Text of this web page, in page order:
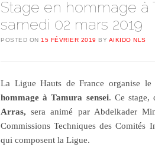
Stage en hommage à
samedi 02 mars 2019
POSTED ON 15 FÉVRIER 2019 BY AIKIDO NLS
La Ligue Hauts de France organise
hommage à Tamura sensei. Ce stage,
Arras, sera animé par Abdelkader
Commissions Techniques des Comités
qui composent la Ligue.